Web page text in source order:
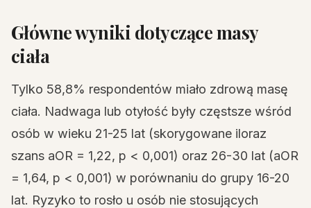
Główne wyniki dotyczące masy
ciała
Tylko 58,8% respondentów miało zdrową masę
ciała. Nadwaga lub otyłość były częstsze wśród
osób w wieku 21-25 lat (skorygowane iloraz
szans aOR = 1,22, p < 0,001) oraz 26-30 lat (aOR
= 1,64, p < 0,001) w porównaniu do grupy 16-20
lat. Ryzyko to rosło u osób nie stosujących